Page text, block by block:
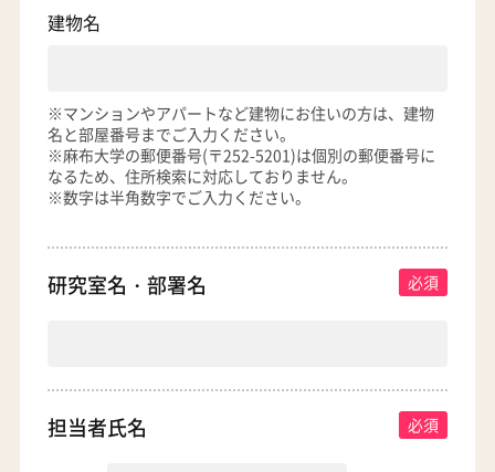
建物名
※マンションやアパートなど建物にお住いの方は、建物
名と部屋番号までご入力ください。
※麻布大学の郵便番号(〒252-5201)は個別の郵便番号に
なるため、住所検索に対応しておりません。
※数字は半角数字でご入力ください。
研究室名・部署名
担当者氏名